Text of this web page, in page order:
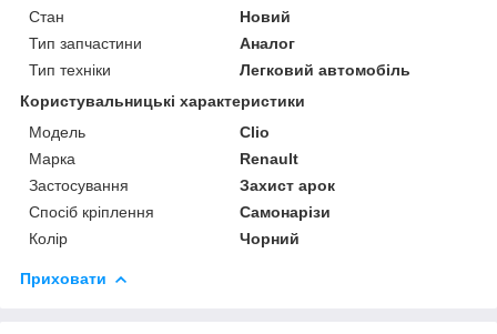
Стан
Новий
Тип запчастини
Аналог
Тип техніки
Легковий автомобіль
Користувальницькі характеристики
Мoдель
Clio
Марка
Renault
Застосування
Захист арок
Спосіб кріплення
Самонарізи
Колір
Чорний
Приховати